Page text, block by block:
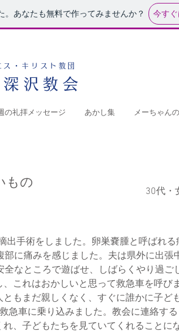
。あなたも無料で作ってみませんか？ 今す
ス・キリスト教団
沢教会
の礼拝メッセージ あかし集 メーちゃん
もの
30代・
手術をしました。卵巣嚢腫と呼ばれる
に痛みを感じました。夫は県外に出張
なところで遊ばせ、しばらくやり過ご
これはおかしいと思って救急車を呼び
もまだ親しくなく、すぐに誰かに子ど
車に乗り込みました。教会に連絡する
、子どもたちを見ていてくれることに